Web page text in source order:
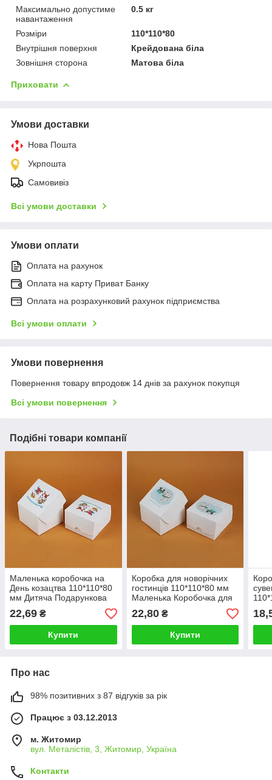
Максимально допустиме
навантаження
0.5 кг
Розміри
110*110*80
Внутрішня поверхня
Крейдована біла
Зовнішня сторона
Матова біла
Приховати
Умови доставки
Нова Пошта
Укрпошта
Самовивіз
Всі умови доставки
Умови оплати
Оплата на рахунок
Оплата на карту Приват Банку
Оплата на розрахунковий рахунок підприємства
Всі умови оплати
Умови повернення
Повернення товару впродовж 14 днів за рахунок покупця
Всі умови повернення
Подібні товари компанії
Маленька коробочка на
День козацтва 110*110*80
мм Дитяча Подарункова
Коробка для гостинців
"Привітання козачатам"
22,69 ₴
Купити
Коробка для новорічних
гостинців 110*110*80 мм
Маленька Коробочка для
подарунків в дитячий
садок школу
22,80₴
Купити
для
Про нас
98% позитивних з 87 відгуків за рік
Працює з 03.12.2013
м. Житомир
вул. Металістів, 3, Житомир, Україна
Контакти